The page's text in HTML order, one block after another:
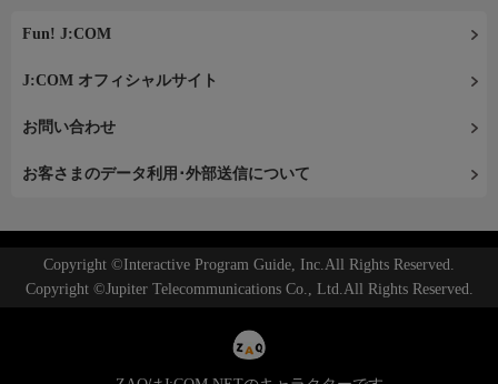
Fun! J:COM
J:COM オフィシャルサイト
お問い合わせ
お客さまのデータ利用･外部送信について
Copyright ©Interactive Program Guide, Inc.All Rights Reserved.
Copyright ©Jupiter Telecommunications Co., Ltd.All Rights Reserved.